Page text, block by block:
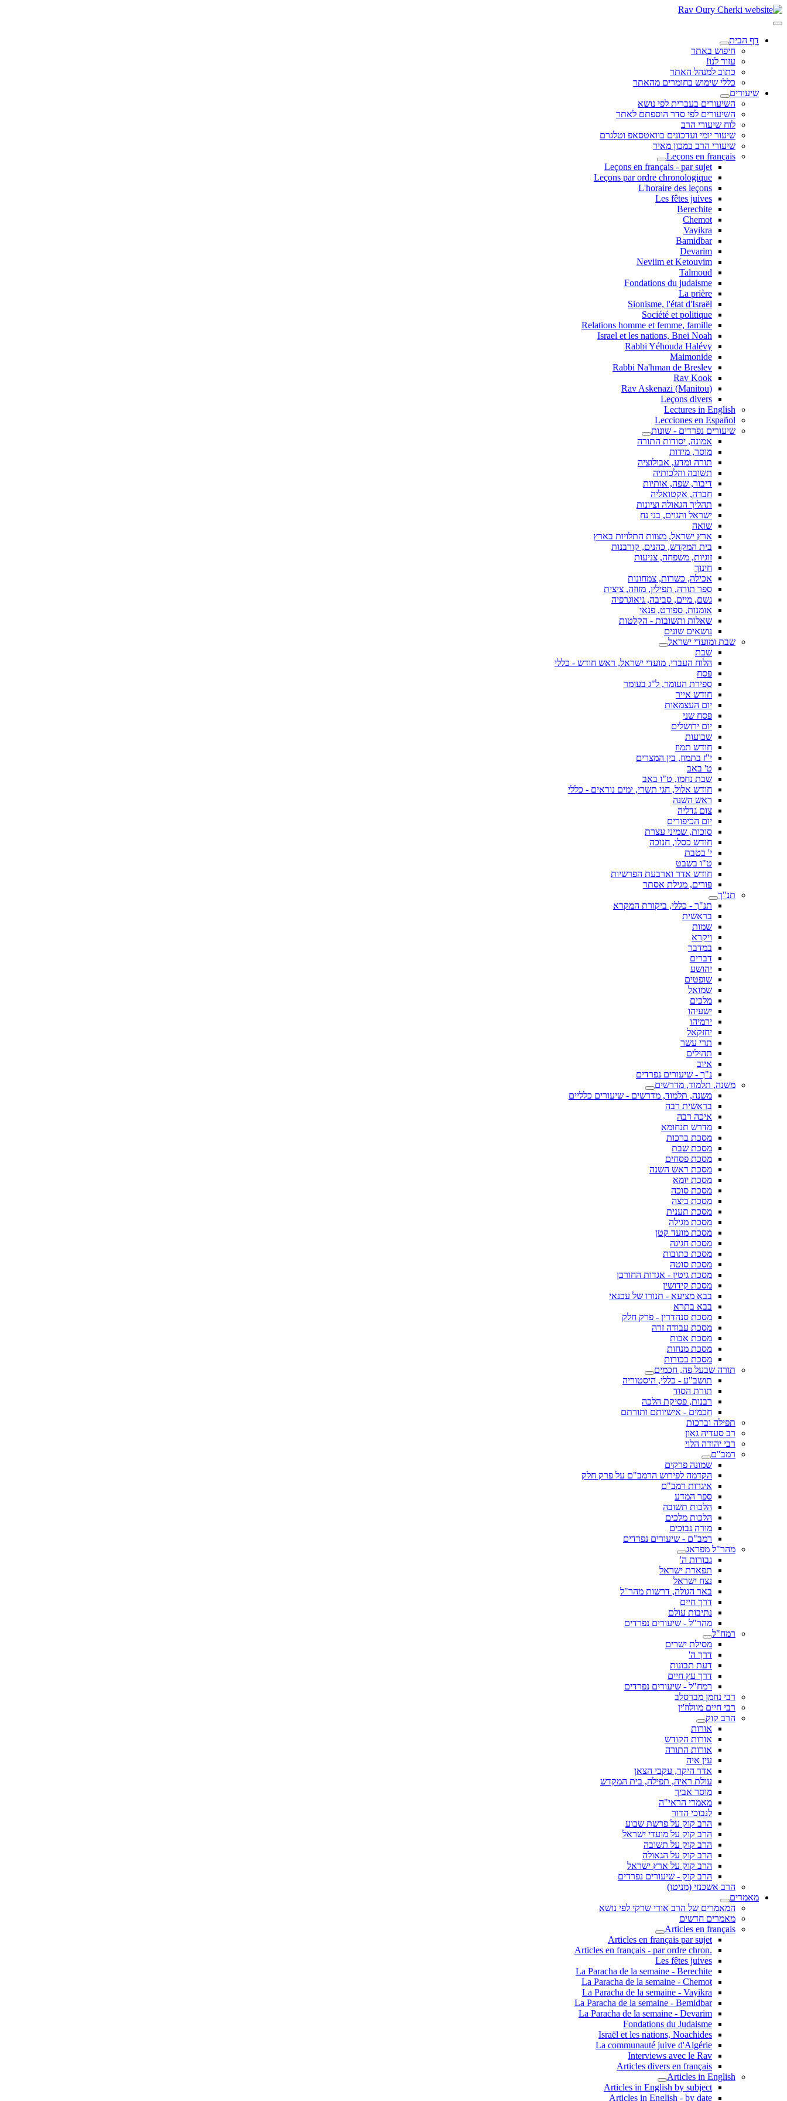
דף הבית
חיפוש באתר
עזור לנו!
כתוב למנהל האתר
כללי שימוש בחומרים מהאתר
שיעורים
השיעורים בעברית לפי נושא
השיעורים לפי סדר הוספתם לאתר
לוח שיעורי הרב
שיעור יומי ועדכונים בוואטסאפ וטלגרם
שיעורי הרב במכון מאיר
Leçons en français
Leçons en français - par sujet
Leçons par ordre chronologique
L'horaire des leçons
Les fêtes juives
Berechite
Chemot
Vayikra
Bamidbar
Devarim
Neviim et Ketouvim
Talmoud
Fondations du judaisme
La prière
Sionisme, l'état d'Israël
Société et politique
Relations homme et femme, famille
Israel et les nations, Bnei Noah
Rabbi Yéhouda Halévy
Maimonide
Rabbi Na'hman de Breslev
Rav Kook
(Rav Askenazi (Manitou
Leçons divers
Lectures in English
Lecciones en Español
שיעורים נפרדים - שונות
אמונה, יסודות התורה
מוסר, מידות
תורה ומדע, אבולוציה
תשובה והלכותיה
דיבור, שפה, אותיות
חברה, אקטואליה
תהליך הגאולה וציונות
ישראל והגוים, בני נח
שואה
ארץ ישראל, מצוות התלויות בארץ
בית המקדש, כהנים, קורבנות
זוגיות, משפחה, צניעות
חינוך
אכילה, כשרות, צמחונות
ספר תורה, תפילין, מזוזה, ציצית
גשם, מיים, סביבה, גיאוגרפיה
אומנות, ספורט, פנאי
שאלות ותשובות - הקלטות
נושאים שונים
שבת ומועדי ישראל
שבת
הלוח העברי, מועדי ישראל, ראש חודש - כללי
פסח
ספירת העומר, ל"ג בעומר
חודש אייר
יום העצמאות
פסח שני
יום ירושלים
שבועות
חודש תמוז
י"ז בתמוז, בין המצרים
ט' באב
שבת נחמו, ט"ו באב
חודש אלול, חגי תשרי, ימים נוראים - כללי
ראש השנה
צום גדליה
יום הכיפורים
סוכות, שמיני עצרת
חודש כסלו, חנוכה
י' בטבת
ט"ו בשבט
חודש אדר וארבעת הפרשיות
פורים, מגילת אסתר
תנ"ך
תנ"ך - כללי, ביקורת המקרא
בראשית
שמות
ויקרא
במדבר
דברים
יהושע
שופטים
שמואל
מלכים
ישעיהו
ירמיהו
יחזקאל
תרי עשר
תהילים
איוב
נ"ך - שיעורים נפרדים
משנה, תלמוד, מדרשים
משנה, תלמוד, מדרשים - שיעורים כלליים
בראשית רבה
איכה רבה
מדרש תנחומא
מסכת ברכות
מסכת שבת
מסכת פסחים
מסכת ראש השנה
מסכת יומא
מסכת סוכה
מסכת ביצה
מסכת תענית
מסכת מגילה
מסכת מועד קטן
מסכת חגיגה
מסכת כתובות
מסכת סוטה
מסכת גיטין - אגדות החורבן
מסכת קידושין
בבא מציעא - תנורו של עכנאי
בבא בתרא
מסכת סנהדרין - פרק חלק
מסכת עבודה זרה
מסכת אבות
מסכת מנחות
מסכת בכורות
תורה שבעל פה, חכמים
תושב"ע - כללי, היסטוריה
תורת הסוד
רבנות, פסיקת הלכה
חכמים - אישיותם ותורתם
תפילה וברכות
רב סעדיה גאון
רבי יהודה הלוי
רמב"ם
שמונה פרקים
הקדמה לפירוש הרמב"ם על פרק חלק
איגרות רמב"ם
ספר המדע
הלכות תשובה
הלכות מלכים
מורה נבוכים
רמב"ם - שיעורים נפרדים
מהר"ל מפראג
גבורות ה'
תפארת ישראל
נצח ישראל
באר הגולה, דרשות מהר"ל
דרך חיים
נתיבות עולם
מהר"ל - שיעורים נפרדים
רמח"ל
מסילת ישרים
דרך ה'
דעת תבונות
דרך עץ חיים
רמח"ל - שיעורים נפרדים
רבי נחמן מברסלב
רבי חיים מוולוז'ין
הרב קוק
אורות
אורות הקודש
אורות התורה
עין איה
אדר היקר, עקבי הצאן
עולת ראיה, תפילה, בית המקדש
מוסר אביך
מאמרי הראי"ה
לנבוכי הדור
הרב קוק על פרשת שבוע
הרב קוק על מועדי ישראל
הרב קוק על תשובה
הרב קוק על הגאולה
הרב קוק על ארץ ישראל
הרב קוק - שיעורים נפרדים
הרב אשכנזי (מניטו)
מאמרים
המאמרים של הרב אורי שרקי לפי נושא
מאמרים חדשים
Articles en français
Articles en français par sujet
.Articles en français - par ordre chron
Les fêtes juives
La Paracha de la semaine - Berechite
La Paracha de la semaine - Chemot
La Paracha de la semaine - Vayikra
La Paracha de la semaine - Bemidbar
La Paracha de la semaine - Devarim
Fondations du Judaisme
Israël et les nations, Noachides
La communauté juive d'Algérie
Interviews avec le Rav
Articles divers en français
Articles in English
Articles in English by subject
Articles in English - by date